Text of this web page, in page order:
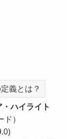
義とは？
ハイライト